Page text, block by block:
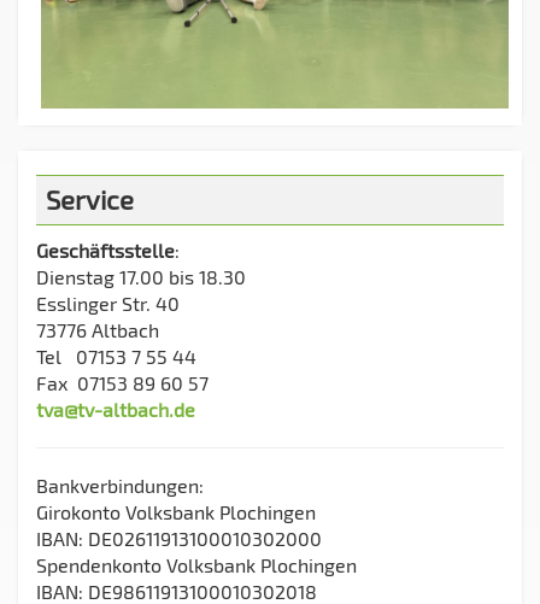
Service
Geschäftsstelle:
Dienstag 17.00 bis 18.30
Esslinger Str. 40
73776 Altbach
Tel 07153 7 55 44
Fax 07153 89 60 57
tva@tv-altbach.de
Bankverbindungen:
Girokonto Volksbank Plochingen
IBAN: DE02611913100010302000
Spendenkonto Volksbank Plochingen
IBAN: DE98611913100010302018